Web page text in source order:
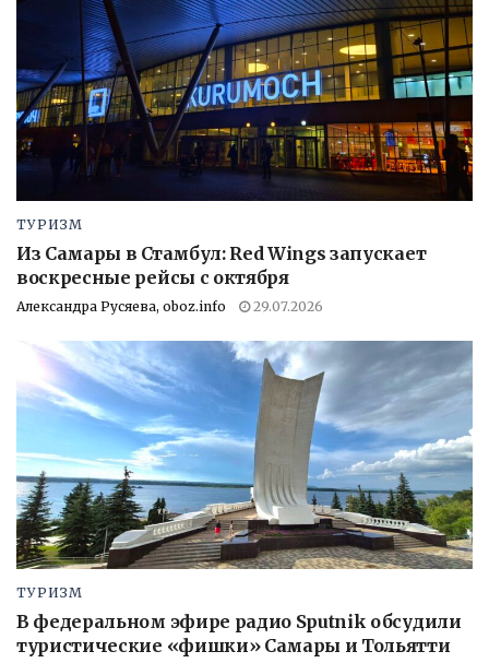
ТУРИЗМ
Из Самары в Стамбул: Red Wings запускает
воскресные рейсы с октября
Александра Русяева, oboz.info 29.07.2026
ТУРИЗМ
В федеральном эфире радио Sputnik обсудили
туристические «фишки» Самары и Тольятти